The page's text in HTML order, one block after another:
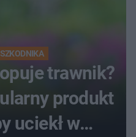
trawnik?
produkt
uciekł w